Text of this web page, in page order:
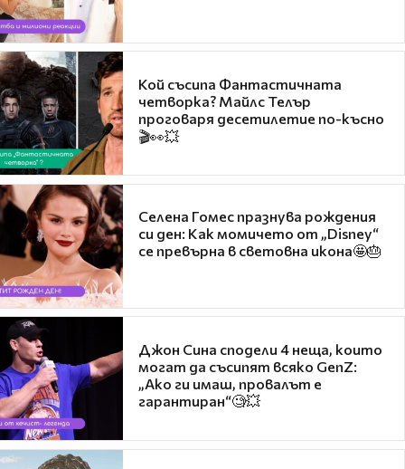
Кой съсипа Фантастичната
четворка? Майлс Телър
проговаря десетилетие по-късно
🎬👀💥
Селена Гомес празнува рождения
си ден: Как момичето от „Disney“
се превърна в световна икона🤩🎂
Джон Сина сподели 4 неща, които
могат да съсипят всяко GenZ:
„Ако ги имаш, провалът е
гарантиран“🧐💥